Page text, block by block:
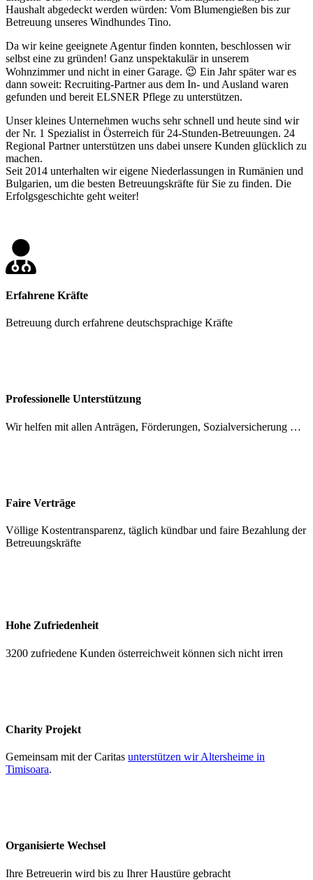
Haushalt abgedeckt werden würden: Vom Blumengießen bis zur
Betreuung unseres Windhundes Tino.
Da wir keine geeignete Agentur finden konnten, beschlossen wir
selbst eine zu gründen! Ganz unspektakulär in unserem
Wohnzimmer und nicht in einer Garage. 😉 Ein Jahr später war es
dann soweit: Recruiting-Partner aus dem In- und Ausland waren
gefunden und bereit ELSNER Pflege zu unterstützen.
Unser kleines Unternehmen wuchs sehr schnell und heute sind wir
der Nr. 1 Spezialist in Österreich für 24-Stunden-Betreuungen. 24
Regional Partner unterstützen uns dabei unsere Kunden glücklich zu
machen.
Seit 2014 unterhalten wir eigene Niederlassungen in Rumänien und
Bulgarien, um die besten Betreuungskräfte für Sie zu finden. Die
Erfolgsgeschichte geht weiter!
Erfahrene Kräfte
Betreuung durch erfahrene deutschsprachige Kräfte
Professionelle Unterstützung
Wir helfen mit allen Anträgen, Förderungen, Sozialversicherung …
Faire Verträge
Völlige Kostentransparenz, täglich kündbar und faire Bezahlung der
Betreuungskräfte
Hohe Zufriedenheit
3200 zufriedene Kunden österreichweit können sich nicht irren
Charity Projekt
Gemeinsam mit der Caritas unterstützen wir Altersheime in
Timisoara.
Organisierte Wechsel
Ihre Betreuerin wird bis zu Ihrer Haustüre gebracht